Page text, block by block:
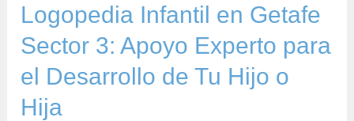
Logopedia Infantil en Getafe
Sector 3: Apoyo Experto para
el Desarrollo de Tu Hijo o
Hija
para
el
de
Tu